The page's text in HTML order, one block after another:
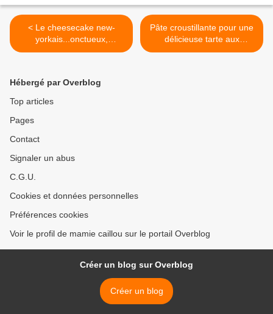
< Le cheesecake new-
yorkais...onctueux,
mythique et irrésistible !
Pâte croustillante pour une
délicieuse tarte aux
pommes...une expérience à
Hébergé par Overblog
Top articles
Pages
Contact
Signaler un abus
C.G.U.
Cookies et données personnelles
Préférences cookies
Voir le profil de mamie caillou sur le portail Overblog
Créer un blog sur Overblog
Créer un blog